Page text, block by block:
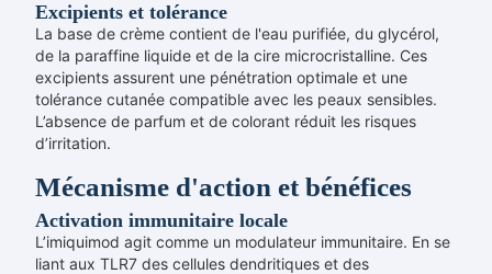
Excipients et tolérance
La base de crème contient de l'eau purifiée, du glycérol,
de la paraffine liquide et de la cire microcristalline. Ces
excipients assurent une pénétration optimale et une
tolérance cutanée compatible avec les peaux sensibles.
L’absence de parfum et de colorant réduit les risques
d’irritation.
Mécanisme d'action et bénéfices
Activation immunitaire locale
L’imiquimod agit comme un modulateur immunitaire. En se
liant aux TLR7 des cellules dendritiques et des